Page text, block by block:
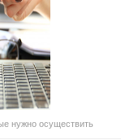
нужно осуществить